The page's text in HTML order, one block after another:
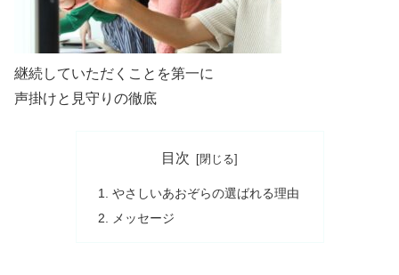
継続していただくことを第一に
声掛けと見守りの徹底
目次
やさしいあおぞらの選ばれる理由
メッセージ